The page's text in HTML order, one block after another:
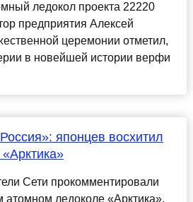
ледокол проекта 22220
предприятия Алексей
церемонии отметил,
в новейшей истории верфи
японцев восхитил
Сети прокомментировали
атомном ледоколе «Арктика»,